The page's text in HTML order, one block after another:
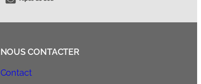
NOUS CONTACTER
Contact